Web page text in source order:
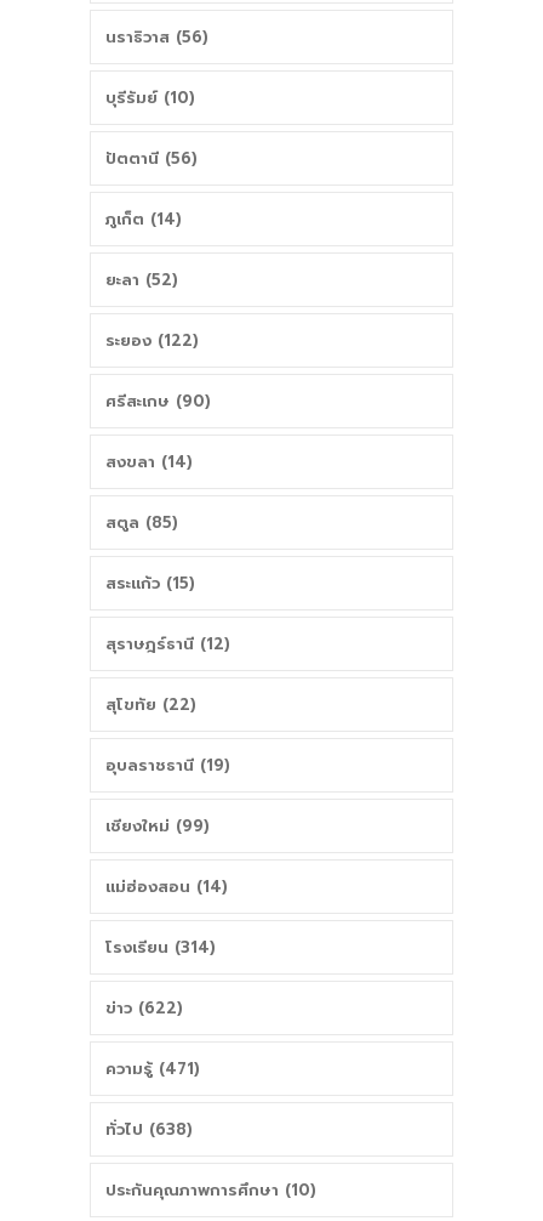
นราธิวาส (56)
บุรีรัมย์ (10)
ปัตตานี (56)
ภูเก็ต (14)
ยะลา (52)
ระยอง (122)
ศรีสะเกษ (90)
สงขลา (14)
สตูล (85)
สระแก้ว (15)
สุราษฎร์ธานี (12)
สุโขทัย (22)
อุบลราชธานี (19)
เชียงใหม่ (99)
แม่ฮ่องสอน (14)
โรงเรียน (314)
ข่าว (622)
ความรู้ (471)
ทั่วไป (638)
ประกันคุณภาพการศึกษา (10)